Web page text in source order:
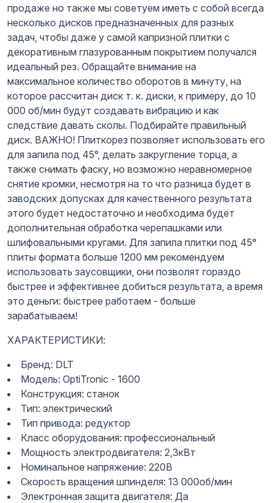
продаже но также мы советуем иметь с собой всегда
несколько дисков предназначенных для разных
задач, чтобы даже у самой капризной плитки с
декоративным глазурованным покрытием получался
идеальный рез. Обращайте внимание на
максимальное количество оборотов в минуту, на
которое рассчитан диск т. к. диски, к примеру, до 10
000 об/мин будут создавать вибрацию и как
следствие давать сколы. Подбирайте правильный
диск. ВАЖНО! Плиткорез позволяет использовать его
для запила под 45°, делать закругление торца, а
также снимать фаску, но возможно неравномерное
снятие кромки, несмотря на то что разница будет в
заводских допусках для качественного результата
этого будет недостаточно и необходима будет
дополнительная обработка черепашками или
шлифовальными кругами. Для запила плитки под 45°
плиты формата больше 1200 мм рекомендуем
использовать заусовщики, они позволят гораздо
быстрее и эффективнее добиться результата, а время
это деньги: быстрее работаем - больше
зарабатываем!
ХАРАКТЕРИСТИКИ:
Бренд: DLT
Модель: OptiTronic - 1600
Конструкция: станок
Тип: электрический
Тип привода: редуктор
Класс оборудования: профессиональный
Мощность электродвигателя: 2,3кВт
Номинальное напряжение: 220В
Скорость вращения шпинделя: 13 000об/мин
Электронная защита двигателя: Да